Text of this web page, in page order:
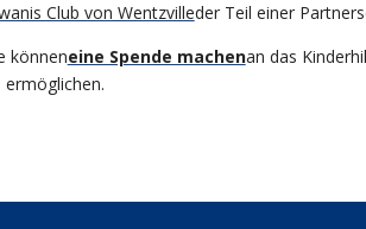
Club von Wentzvilleder Teil einer
könneneine Spende machenan das
ermöglichen.